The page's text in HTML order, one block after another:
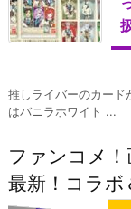
推しライバーのカード
はバニラホワイト ...
ファンコメ！
最新！コラ